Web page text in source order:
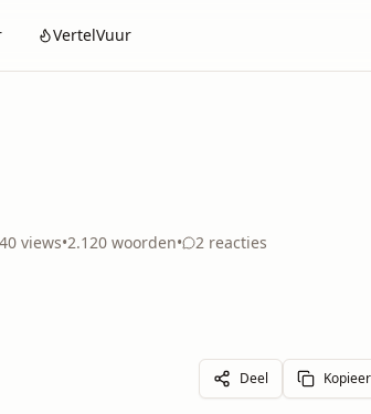
VertelVuur
40 views•2.120 woorden• 2 reacties
Deel